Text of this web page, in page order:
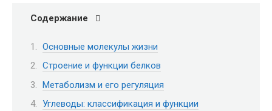
Содержание
Основные молекулы жизни
Строение и функции белков
Метаболизм и его регуляция
Углеводы: классификация и функции